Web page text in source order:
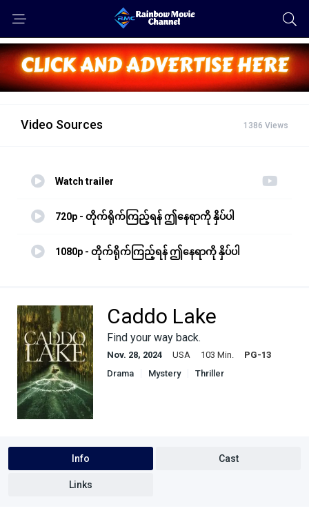
Video Sources 1386 Views
Watch trailer
720p - တိုက်ရိုက်ကြည့်ရန် ဤနေရာကို နှိပ်ပါ
1080p - တိုက်ရိုက်ကြည့်ရန် ဤနေရာကို နှိပ်ပါ
Caddo Lake
Find your way back.
Nov. 28, 2024 USA 103 Min.
PG-13
Drama
Mystery Thriller
Info Cast
Links